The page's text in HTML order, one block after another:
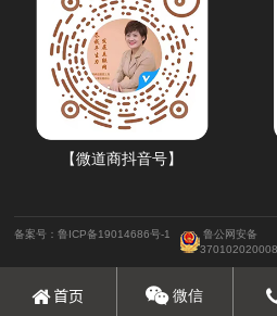
【微道商抖音号】
备案号：鲁ICP备19014686号-1
鲁公网安备
首页 微信